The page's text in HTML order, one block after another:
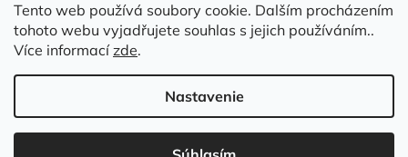
Tento web používá soubory cookie. Dalším procházením
tohoto webu vyjadřujete souhlas s jejich používáním..
Více informacízde.
Nastavenie
identifikován.
Vytvoril Shoptet